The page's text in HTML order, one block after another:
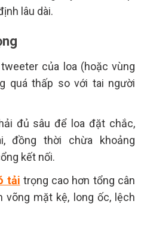
lâu dài.
của loa (hoặc vùng
quá thấp so với tai người
đủ sâu để loa đặt chắc,
đồng thời chừa khoảng
kết nối.
tải trọng cao hơn tổng cân
võng mặt kệ, long ốc, lệch